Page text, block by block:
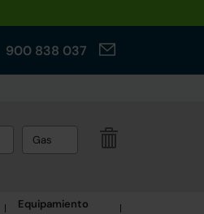
900 838 037
Gas
Equipamiento